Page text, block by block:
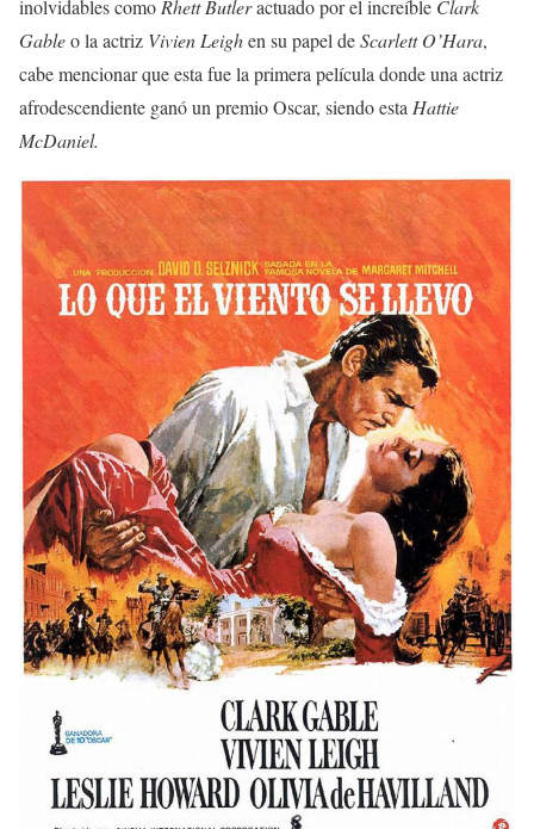
inolvidables como Rhett Butleractuado por el increíble Clark
Gableo la actriz Vivien Leighen su papel deScarlett O’Hara,
cabe mencionar que esta fue la primera película donde una actriz
afrodescendiente ganó un premio Oscar, siendo esta Hattie
McDaniel.